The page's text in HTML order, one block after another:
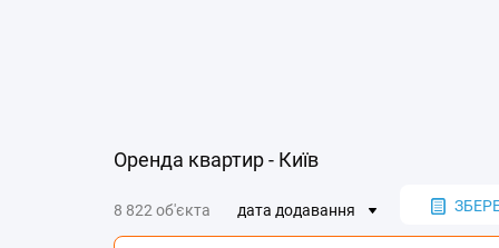
Оренда квартир - Київ
8 822 об'єкта дата додавання